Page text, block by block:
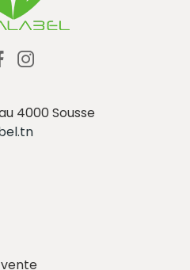
4000 Sousse